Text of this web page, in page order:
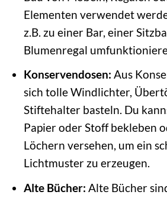
Elementen verwendet
z.B. zu einer Bar, einer
Blumenregal
Konservendosen: Aus
sich tolle Windlichter,
Stiftehalter basteln. Du
Papier oder Stoff bekleben
Löchern versehen, um ein
Lichtmuster zu erzeugen.
Alte Bücher: Alte Bücher